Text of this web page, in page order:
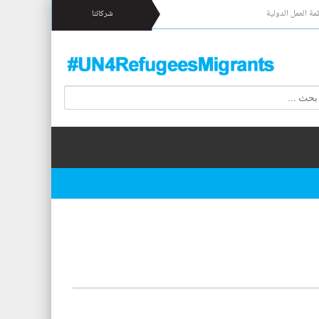
العمل الدولية شركائنا